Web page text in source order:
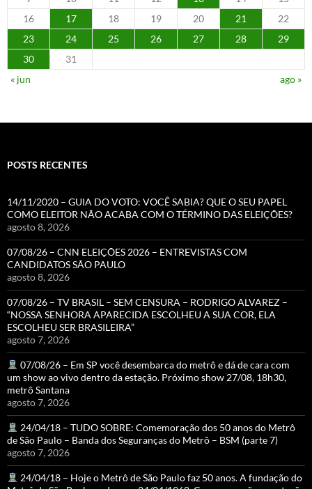
16
17 18 19 20 21
22
23
24 25 26 27 28
29
30
31
« jun
ago »
POSTS RECENTES
14/11/2020 – GUIA DO VOTO: VOCÊ SABIA? QUE O SEU PAPEL
COMO ELEITOR NÃO ACABA COM O TÉRMINO DAS ELEIÇÕES?
agosto 8, 2026
07/08/26 – CNN ELEIÇÕES 2026 – ENTREVISTAS COM
CANDIDATOS SÃO PAULO
agosto 8, 2026
07/08/26 – TV BRASIL – SEM CENSURA – RODRIGO ALVAREZ –
“NOSSA SENHORA APARECIDA ESCOLHEU A SUA COR, ELA
ESCOLHEU SER BRASILEIRA”
agosto 7, 2026
07/08/26 – Em SP você desembarca do metrô e dá de cara com
um show ao vivo dentro da estação. Próximo show 27/08, 18h30,
metrô Santana
agosto 7, 2026
24/04/18 – TUDO SOBRE: Comemoração dos 50 anos do Metrô
de São Paulo – Banda dos Seguranças do Metrô – BSM (parte 7)
agosto 7, 2026
24/04/18 – Hoje o Metrô de São Paulo faz 50 anos. A fundação do